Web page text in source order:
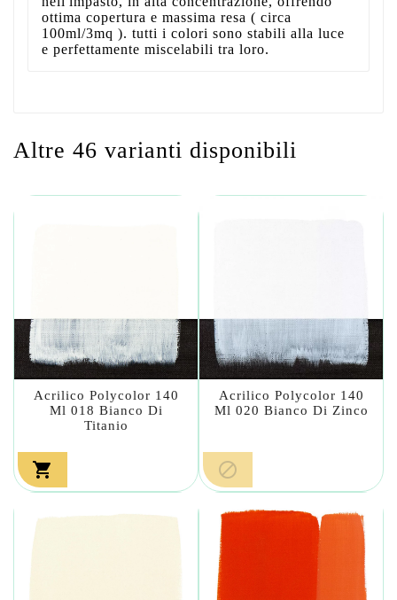
ottima copertura e massima resa ( circa
100ml/3mq ). tutti i colori sono stabili alla luce
e perfettamente miscelabili tra loro.
Altre 46 varianti disponibili
Acrilico Polycolor 140
Ml 018 Bianco Di
Titanio

Acrilico Polycolor 140
Ml 020 Bianco Di Zinco
